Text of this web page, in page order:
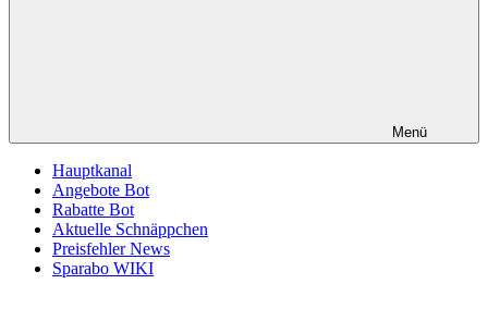
Menü
Hauptkanal
Angebote Bot
Rabatte Bot
Aktuelle Schnäppchen
Preisfehler News
Sparabo WIKI